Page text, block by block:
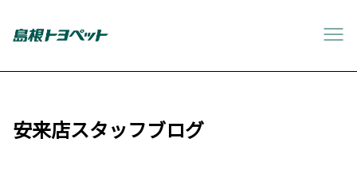
安来店スタッフブログ